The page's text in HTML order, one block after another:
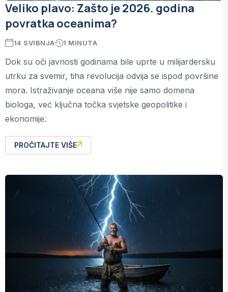
Veliko plavo: Zašto je 2026. godina
povratka oceanima?
14 SVIBNJA 1 MINUTA
Dok su oči javnosti godinama bile uprte u milijardersku
utrku za svemir, tiha revolucija odvija se ispod površine
mora. Istraživanje oceana više nije samo domena
biologa, već ključna točka svjetske geopolitike i
ekonomije.
PROČITAJTE VIŠE